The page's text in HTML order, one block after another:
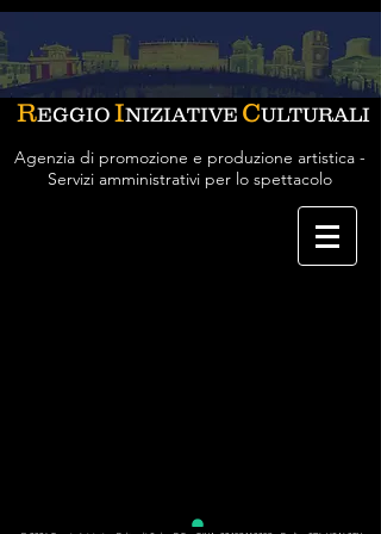
REGGIO INIZIATIVE CULTURALI
Agenzia di promozione e produzione artistica -
Servizi amministrativi per lo spettacolo